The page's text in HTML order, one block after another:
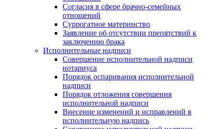
Согласия в сфере брачно-семейных
отношений
Суррогатное материнство
Заявление об отсутствии препятствий к
заключению брака
Исполнительные надписи
Совершение исполнительной надписи
нотариуса
Порядок оспаривания исполнительной
надписи
Порядок отложения совершения
исполнительной надписи
Внесение изменений и исправлений в
исполнительную надпись